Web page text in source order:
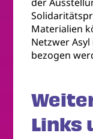
Materialien
Netzwer Asyl
bezogen
Links